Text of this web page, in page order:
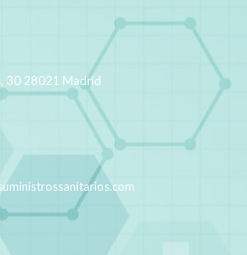
30 28021 Madrid